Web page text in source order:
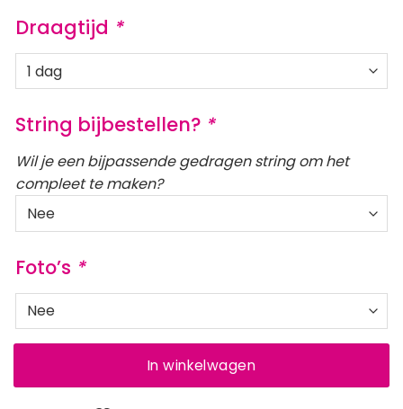
Draagtijd *
String bijbestellen? *
Wil je een bijpassende gedragen string om het
compleet te maken?
Foto’s *
In winkelwagen